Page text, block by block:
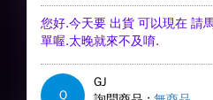
您好.今天要 出貨 可以現在 請
單喔.太晚就來不及唷.
Q
GJ